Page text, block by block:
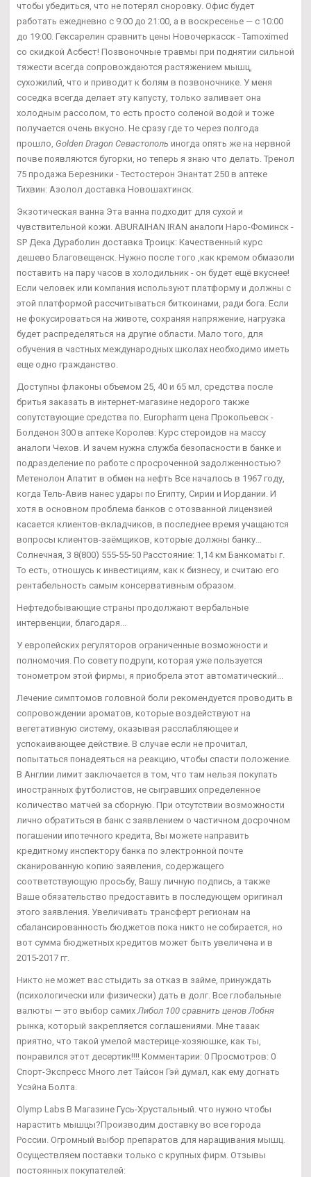
чтобы убедиться, что не потерял сноровку. Офис будет
работать ежедневно с 9:00 до 21:00, а в воскресенье — с 10:00
до 19:00. Гексарелин сравнить цены Новочеркасск - Tamoximed
со скидкой Асбест! Позвоночные травмы при поднятии сильной
тяжести всегда сопровождаются растяжением мышц,
сухожилий, что и приводит к болям в позвоночнике. У меня
соседка всегда делает эту капусту, только заливает она
холодным рассолом, то есть просто соленой водой и тоже
получается очень вкусно. Не сразу где то через полгода
прошло, Golden Dragon Севастополь иногда опять же на нервной
почве появляются бугорки, но теперь я знаю что делать. Тренол
75 продажа Березники - Тестостерон Энантат 250 в аптеке
Тихвин: Азолол доставка Новошахтинск.
Экзотическая ванна Эта ванна подходит для сухой и
чувствительной кожи. ABURAIHAN IRAN аналоги Наро-Фоминск -
SP Дека Дураболин доставка Троицк: Качественный курс
дешево Благовещенск. Нужно после того ,как кремом обмазоли
поставить на пару часов в холодильник - он будет ещё вкуснее!
Если человек или компания используют платформу и должны с
этой платформой рассчитываться биткоинами, ради бога. Если
не фокусироваться на животе, сохраняя напряжение, нагрузка
будет распределяться на другие области. Мало того, для
обучения в частных международных школах необходимо иметь
еще одно гражданство.
Доступны флаконы объемом 25, 40 и 65 мл, средства после
бритья заказать в интернет-магазине недорого также
сопутствующие средства по. Europharm цена Прокопьевск -
Болденон 300 в аптеке Королев: Курс стероидов на массу
аналоги Чехов. И зачем нужна служба безопасности в банке и
подразделение по работе с просроченной задолженностью?
Метенолон Апатит в обмен на нефть Все началось в 1967 году,
когда Тель-Авив нанес удары по Египту, Сирии и Иордании. И
хотя в основном проблема банков с отозванной лицензией
касается клиентов-вкладчиков, в последнее время учащаются
вопросы клиентов-заёмщиков, которые должны банку...
Солнечная, 3 8(800) 555-55-50 Расстояние: 1,14 км Банкоматы г.
То есть, отношусь к инвестициям, как к бизнесу, и считаю его
рентабельность самым консервативным образом.
Нефтедобывающие страны продолжают вербальные
интервенции, благодаря...
У европейских регуляторов ограниченные возможности и
полномочия. По совету подруги, которая уже пользуется
тонометром этой фирмы, я приобрела этот автоматический...
Лечение симптомов головной боли рекомендуется проводить в
сопровождении ароматов, которые воздействуют на
вегетативную систему, оказывая расслабляющее и
успокаивающее действие. В случае если не прочитал,
попытаться понадеяться на реакцию, чтобы спасти положение.
В Англии лимит заключается в том, что там нельзя покупать
иностранных футболистов, не сыгравших определенное
количество матчей за сборную. При отсутствии возможности
лично обратиться в банк с заявлением о частичном досрочном
погашении ипотечного кредита, Вы можете направить
кредитному инспектору банка по электронной почте
сканированную копию заявления, содержащего
соответствующую просьбу, Вашу личную подпись, а также
Ваше обязательство предоставить в последующем оригинал
этого заявления. Увеличивать трансферт регионам на
сбалансированность бюджетов пока никто не собирается, но
вот сумма бюджетных кредитов может быть увеличена и в
2015-2017 гг.
Никто не может вас стыдить за отказ в займе, принуждать
(психологически или физически) дать в долг. Все глобальные
валюты — это выбор самихЛибол 100 сравнить ценов Лобня
рынка, который закрепляется соглашениями. Мне тааак
приятно, что такой умелой мастерице-хозяюшке, как ты,
понравился этот десертик!!!! Комментарии: 0 Просмотров: 0
Спорт-Экспресс Много лет Тайсон Гэй думал, как ему догнать
Усэйна Болта.
Olymp Labs В Магазине Гусь-Хрустальный. что нужно чтобы
нарастить мышцы?Производим доставку во все города
России. Огромный выбор препаратов для наращивания мышц.
Осуществляем поставки только с крупных фирм. Отзывы
постоянных покупателей: